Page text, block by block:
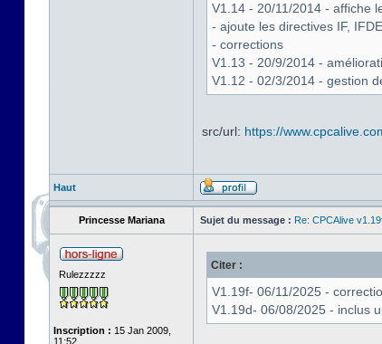
V1.14 - 20/11/2014 - affiche
- ajoute les directives IF,
- corrections
V1.13 - 20/9/2014 -
V1.12 - 02/3/2014 - gestion
src/url: https://
Haut
Princesse Mariana Sujet du message : Re: CPCAlive
Rulezzzzz
Inscription : 15 Jan 2009,
11:52
Citer :
V1.19f- 06/11/2025 -
V1.19d- 06/08/2025 - inclus